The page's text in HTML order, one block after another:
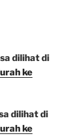
dilihat di
ke
dilihat di
ke